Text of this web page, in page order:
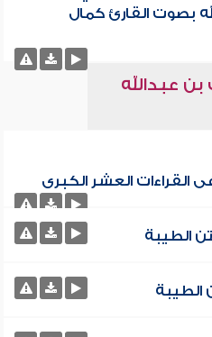
بصوت القارئ كمال
عبدالله
العشر الكبرى
الطيبة
الطيبة